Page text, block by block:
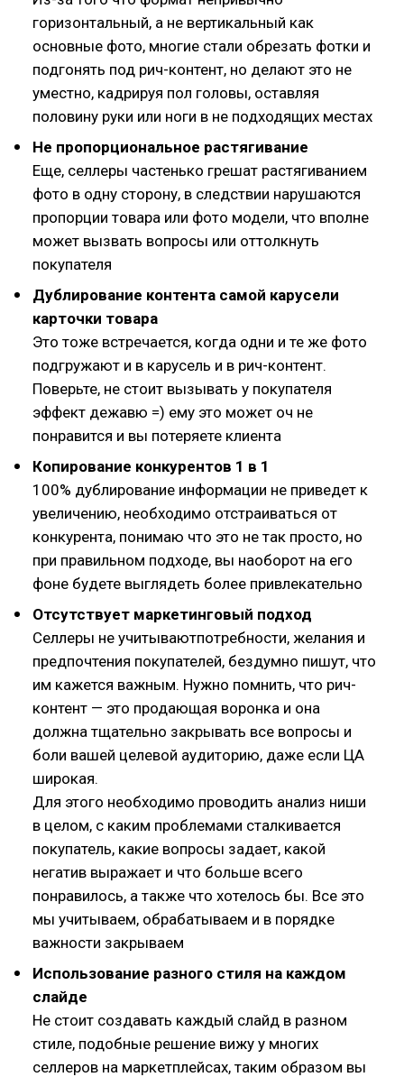
горизонтальный, а не вертикальный как
основные фото, многие стали обрезать фотки и
подгонять под рич-контент, но делают это не
уместно, кадрируя пол головы, оставляя
половину руки или ноги в не подходящих местах
Не пропорциональное растягивание
Еще, селлеры частенько грешат растягиванием
фото в одну сторону, в следствии нарушаются
пропорции товара или фото модели, что вполне
может вызвать вопросы или оттолкнуть
покупателя
Дублирование контента самой карусели
карточки товара
Это тоже встречается, когда одни и те же фото
подгружают и в карусель и в рич-контент.
Поверьте, не стоит вызывать у покупателя
эффект дежавю =) ему это может оч не
понравится и вы потеряете клиента
Копирование конкурентов 1 в 1
100% дублирование информации не приведет к
увеличению, необходимо отстраиваться от
конкурента, понимаю что это не так просто, но
при правильном подходе, вы наоборот на его
фоне будете выглядеть более привлекательно
Отсутствует маркетинговый подход
Селлеры не учитываютпотребности, желания и
предпочтения покупателей, бездумно пишут, что
им кажется важным. Нужно помнить, что рич-
контент — это продающая воронка и она
должна тщательно закрывать все вопросы и
боли вашей целевой аудиторию, даже если ЦА
широкая.
Для этого необходимо проводить анализ ниши
в целом, с каким проблемами сталкивается
покупатель, какие вопросы задает, какой
негатив выражает и что больше всего
понравилось, а также что хотелось бы. Все это
мы учитываем, обрабатываем и в порядке
важности закрываем
Использование разного стиля на каждом
слайде
Не стоит создавать каждый слайд в разном
стиле, подобные решение вижу у многих
селлеров на маркетплейсах, таким образом вы